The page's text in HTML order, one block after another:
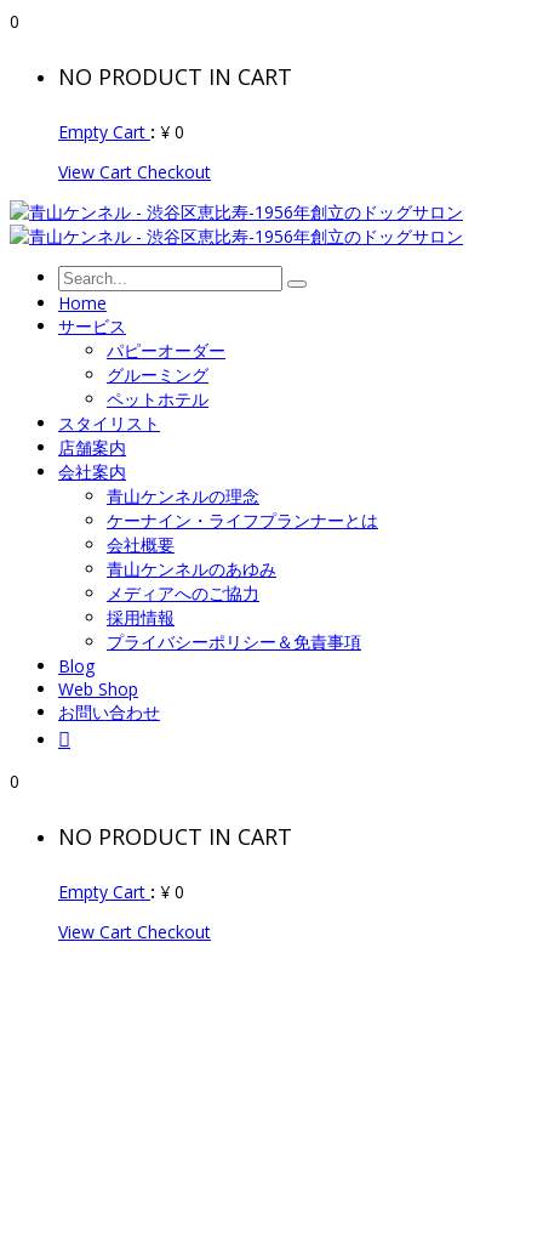
0
NO PRODUCT IN CART
Empty Cart : ¥ 0
View Cart Checkout
Home
サービス
パピーオーダー
グルーミング
ペットホテル
スタイリスト
店舗案内
会社案内
青山ケンネルの理念
ケーナイン・ライフプランナーとは
会社概要
青山ケンネルのあゆみ
メディアへのご協力
採用情報
プライバシーポリシー＆免責事項
Blog
Web Shop
お問い合わせ
0
NO PRODUCT IN CART
Empty Cart : ¥ 0
View Cart Checkout